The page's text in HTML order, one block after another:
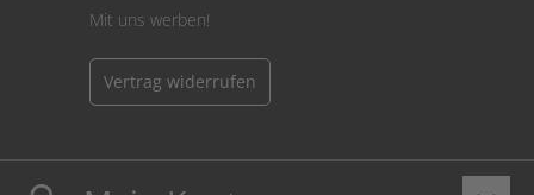
Mit uns werben!
Vertrag widerrufen